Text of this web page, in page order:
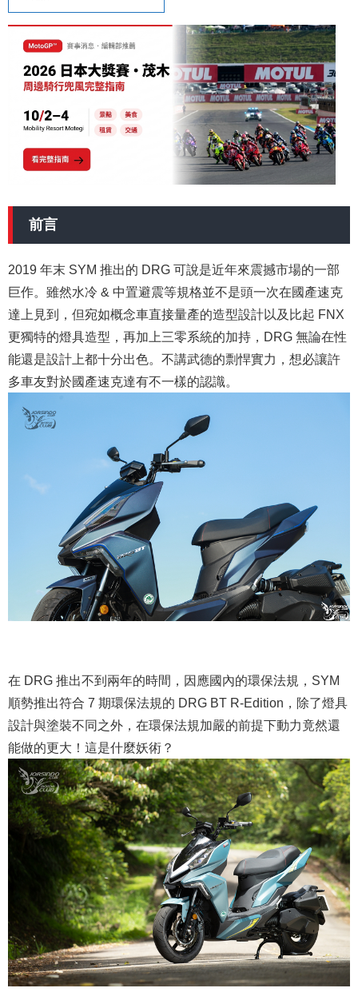
前言
2019 年末 SYM 推出的 DRG 可說是近年來震撼市場的一部
巨作。雖然水冷 & 中置避震等規格並不是頭一次在國產速克
達上見到，但宛如概念車直接量產的造型設計以及比起 FNX
更獨特的燈具造型，再加上三零系統的加持，DRG 無論在性
能還是設計上都十分出色。不講武德的剽悍實力，想必讓許
多車友對於國產速克達有不一樣的認識。
在 DRG 推出不到兩年的時間，因應國內的環保法規，SYM
順勢推出符合 7 期環保法規的 DRG BT R-Edition，除了燈具
設計與塗裝不同之外，在環保法規加嚴的前提下動力竟然還
能做的更大！這是什麼妖術？